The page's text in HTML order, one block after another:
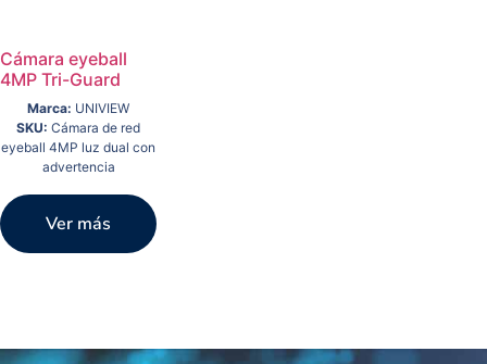
Cámara eyeball
4MP Tri-Guard
Marca: UNIVIEW
SKU: Cámara de red
eyeball 4MP luz dual con
advertencia
Ver más